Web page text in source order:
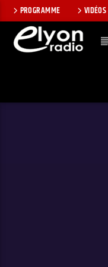
PROGRAMME VIDÉOS